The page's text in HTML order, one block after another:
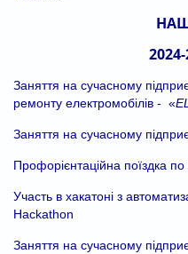
Заняття на сучасному
ремонту електромобілів - «
Заняття на сучасному
Профорієнтаційна поїздка
Участь в хакатоні з
Hackathon
Заняття на сучасному